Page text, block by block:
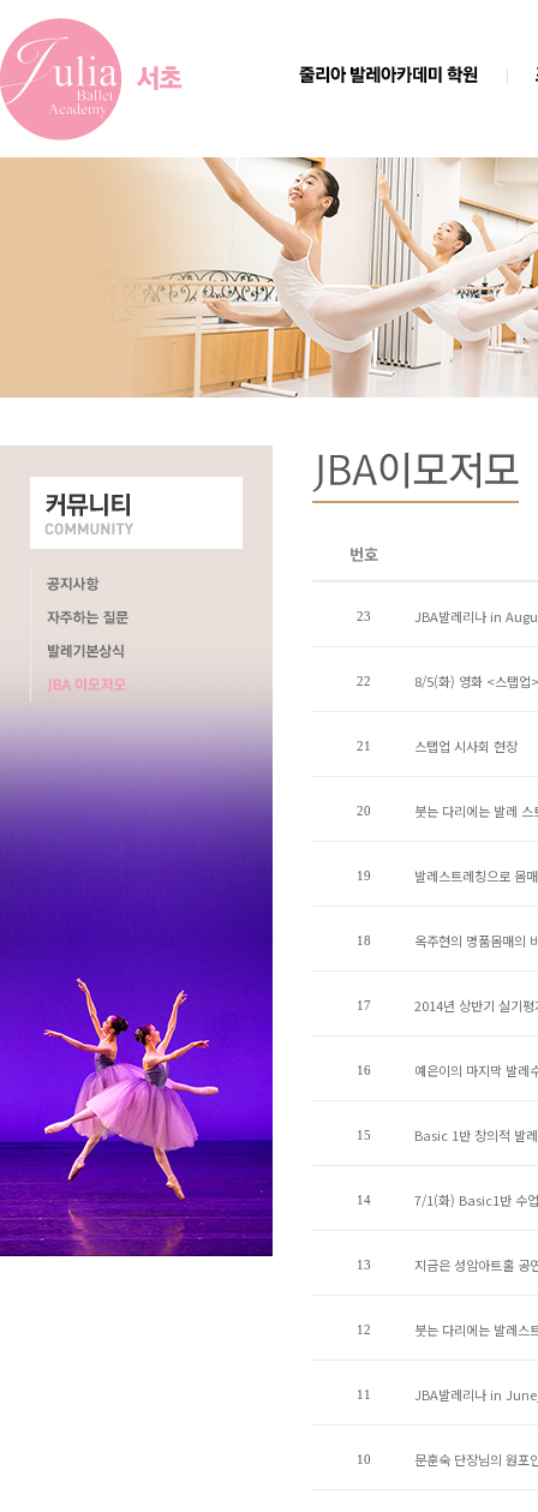
번호
23 JBA발레리나 in
22 8/5(화) 영화 <스탭업
21 스탭업 시사회 현장
20 붓는 다리에는 발레
19 발레스트레칭으로 몸
18 옥주현의 명품몸매의
17 2014년 상반기 실기평
16 예은이의 마지막 발레
15 Basic 1반 창의적 발
14 7/1(화) Basic1반 수
13 지금은 성암아트홀 공
12 붓는 다리에는 발레스
11 JBA발레리나 in
10 문훈숙 단장님의 원포